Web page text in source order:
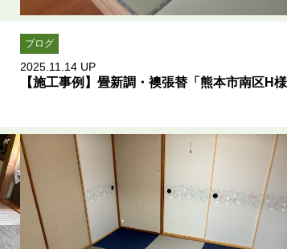
ブログ
2025.11.14 UP